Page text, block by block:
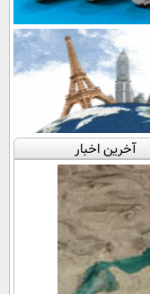
آخرین اخبار